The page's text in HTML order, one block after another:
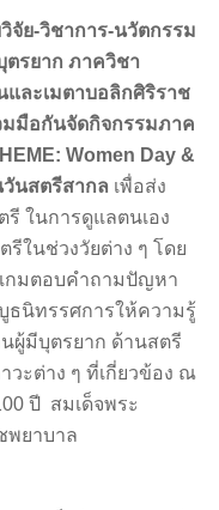
จัย-วิชาการ-นวัตกรรม
ตรยาก ภาควิชา
และเมตาบอลิกศิริราช
มือกันจัดกิจกรรมภาค
Women Day &
วันสตรีสากล เพื่อส่ง
ในการดูแลตนเอง
ในช่วงวัยต่าง ๆ โดย
กมตอบคำถามปัญหา
ธนิทรรศการให้ความรู้
ผู้มีบุตรยาก ด้านสตรี
วะต่าง ๆ ที่เกี่ยวข้อง ณ
ปี สมเด็จพระ
พยาบาล